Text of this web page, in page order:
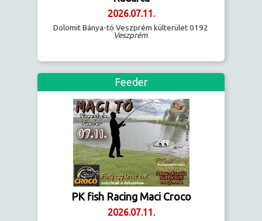
2026.07.11.
Dolomit Bánya-tó Veszprém külterület 0192
Veszprém
Feeder
PK fish Racing Maci Croco
2026.07.11.